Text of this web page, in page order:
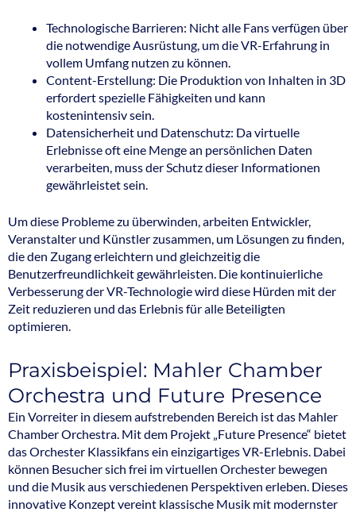
Technologische Barrieren: Nicht alle Fans verfügen über
die notwendige Ausrüstung, um die VR-Erfahrung in
vollem Umfang nutzen zu können.
Content-Erstellung: Die Produktion von Inhalten in 3D
erfordert spezielle Fähigkeiten und kann
kostenintensiv sein.
Datensicherheit und Datenschutz: Da virtuelle
Erlebnisse oft eine Menge an persönlichen Daten
verarbeiten, muss der Schutz dieser Informationen
gewährleistet sein.
Um diese Probleme zu überwinden, arbeiten Entwickler,
Veranstalter und Künstler zusammen, um Lösungen zu finden,
die den Zugang erleichtern und gleichzeitig die
Benutzerfreundlichkeit gewährleisten. Die kontinuierliche
Verbesserung der VR-Technologie wird diese Hürden mit der
Zeit reduzieren und das Erlebnis für alle Beteiligten
optimieren.
Praxisbeispiel: Mahler Chamber
Orchestra und Future Presence
Ein Vorreiter in diesem aufstrebenden Bereich ist das Mahler
Chamber Orchestra. Mit dem Projekt „Future Presence“ bietet
das Orchester Klassikfans ein einzigartiges VR-Erlebnis. Dabei
können Besucher sich frei im virtuellen Orchester bewegen
und die Musik aus verschiedenen Perspektiven erleben. Dieses
innovative Konzept vereint klassische Musik mit modernster